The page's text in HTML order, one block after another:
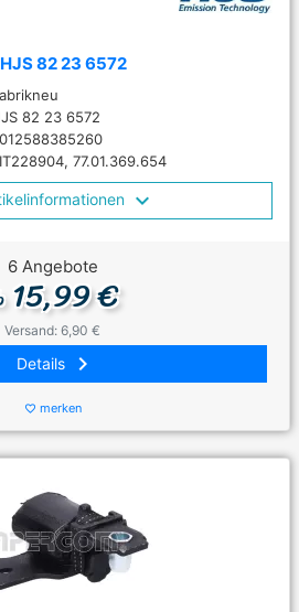
82 23 6572
82 23 6572
77.01.369.654
6 Angebote
15,99 €
Versand: 6,90 €
Details keyboard_arrow_right
favorite_border merken